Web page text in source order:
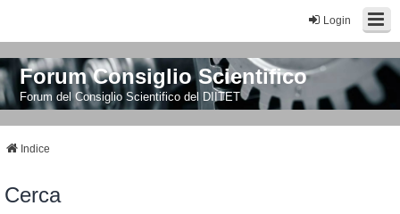
Login
Forum Consiglio Scientifico
Forum del Consiglio Scientifico del DIITET
Indice
Cerca